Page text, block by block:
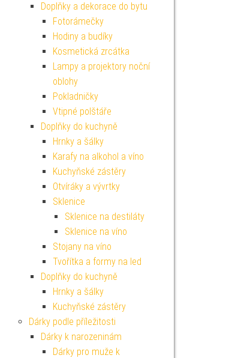
Doplňky a dekorace do bytu
Fotorámečky
Hodiny a budíky
Kosmetická zrcátka
Lampy a projektory noční
oblohy
Pokladničky
Vtipné polštáře
Doplňky do kuchyně
Hrnky a šálky
Karafy na alkohol a víno
Kuchyňské zástěry
Otvíráky a vývrtky
Sklenice
Sklenice na destiláty
Sklenice na víno
Stojany na víno
Tvořítka a formy na led
Doplňky do kuchyně
Hrnky a šálky
Kuchyňské zástěry
Dárky podle příležitosti
Dárky k narozeninám
Dárky pro muže k